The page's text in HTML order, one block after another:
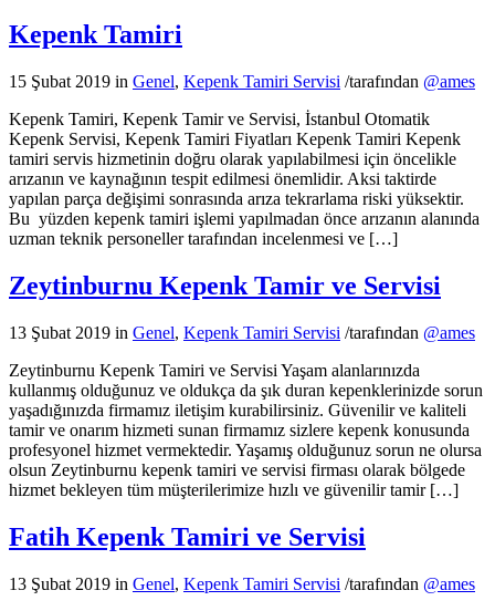
Kepenk Tamiri
15 Şubat 2019 in Genel, Kepenk Tamiri Servisi /tarafından @ames
Kepenk Tamiri, Kepenk Tamir ve Servisi, İstanbul Otomatik
Kepenk Servisi, Kepenk Tamiri Fiyatları Kepenk Tamiri Kepenk
tamiri servis hizmetinin doğru olarak yapılabilmesi için öncelikle
arızanın ve kaynağının tespit edilmesi önemlidir. Aksi taktirde
yapılan parça değişimi sonrasında arıza tekrarlama riski yüksektir.
Bu yüzden kepenk tamiri işlemi yapılmadan önce arızanın alanında
uzman teknik personeller tarafından incelenmesi ve […]
Zeytinburnu Kepenk Tamir ve Servisi
13 Şubat 2019 in Genel, Kepenk Tamiri Servisi /tarafından @ames
Zeytinburnu Kepenk Tamiri ve Servisi Yaşam alanlarınızda
kullanmış olduğunuz ve oldukça da şık duran kepenklerinizde sorun
yaşadığınızda firmamız iletişim kurabilirsiniz. Güvenilir ve kaliteli
tamir ve onarım hizmeti sunan firmamız sizlere kepenk konusunda
profesyonel hizmet vermektedir. Yaşamış olduğunuz sorun ne olursa
olsun Zeytinburnu kepenk tamiri ve servisi firması olarak bölgede
hizmet bekleyen tüm müşterilerimize hızlı ve güvenilir tamir […]
Fatih Kepenk Tamiri ve Servisi
13 Şubat 2019 in Genel, Kepenk Tamiri Servisi /tarafından @ames